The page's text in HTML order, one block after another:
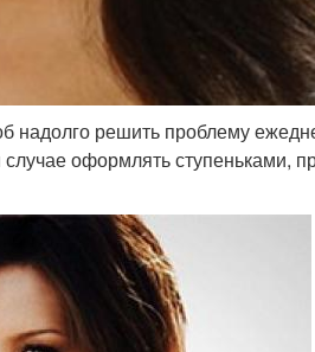
решить проблему
оформлять ступеньками,